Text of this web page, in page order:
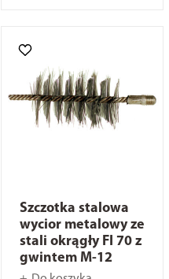
Szczotka stalowa
wycior metalowy ze
stali okrągły FI 70 z
gwintem M-12